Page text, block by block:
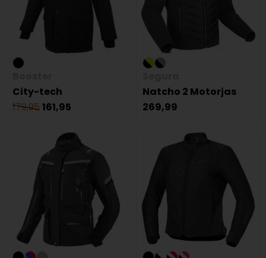
City-tech
179,95 161,95
Natcho 2 Motorjas
269,99